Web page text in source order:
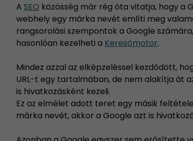
A SEO közösség már rég óta vitatja, hogy a
webhely egy márka nevét említi meg
rangsorolási szempontok a Google számára,
hasonlóan kezelheti a Keresőmotor.
Mindez azzal az elképzeléssel kezdődött,
URL-t egy tartalmában, de nem alakítja át
is hivatkozásként kezeli.
Ez az elmélet adott teret egy másik
márka nevét, akkor a Google azt is